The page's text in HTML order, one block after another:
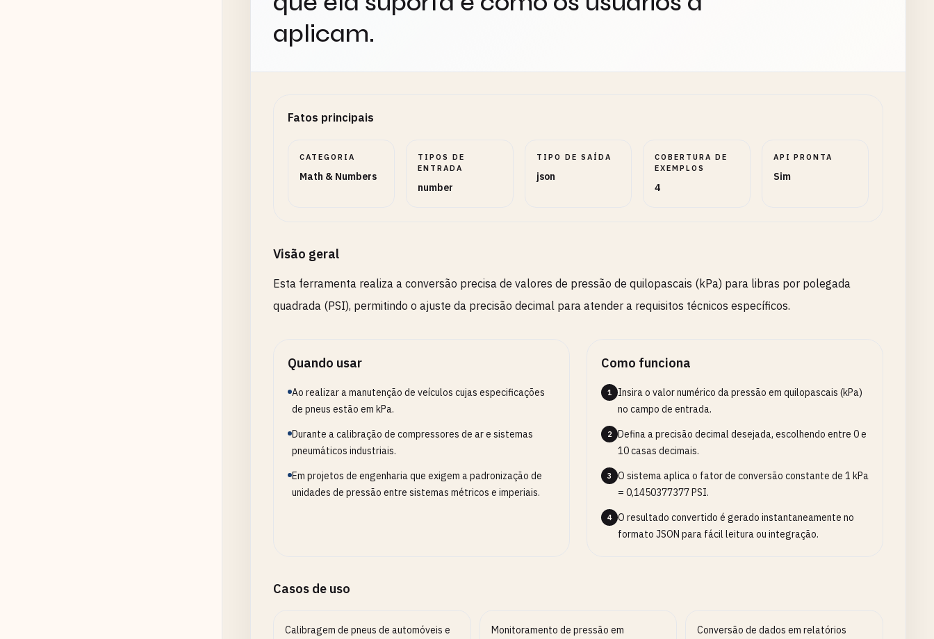
aplicam.
Fatos principais
CATEGORIA
Math & Numbers
TIPOS DE
ENTRADA
number
TIPO DE SAÍDA
json
COBERTURA DE
EXEMPLOS
4
API PRONTA
Sim
Visão geral
Esta ferramenta realiza a conversão precisa de valores de pressão de quilopascais (kPa) para libras por polegada
quadrada (PSI), permitindo o ajuste da precisão decimal para atender a requisitos técnicos específicos.
Quando usar
Ao realizar a manutenção de veículos cujas especificações
de pneus estão em kPa.
Durante a calibração de compressores de ar e sistemas
pneumáticos industriais.
Em projetos de engenharia que exigem a padronização de
unidades de pressão entre sistemas métricos e imperiais.
Como funciona
1
Insira o valor numérico da pressão em quilopascais (kPa)
no campo de entrada.
2
Defina a precisão decimal desejada, escolhendo entre 0 e
10 casas decimais.
3
O sistema aplica o fator de conversão constante de 1 kPa
= 0,1450377377 PSI.
4
O resultado convertido é gerado instantaneamente no
formato JSON para fácil leitura ou integração.
Casos de uso
Calibragem de pneus de automóveis e
Monitoramento de pressão em
Conversão de dados em relatórios